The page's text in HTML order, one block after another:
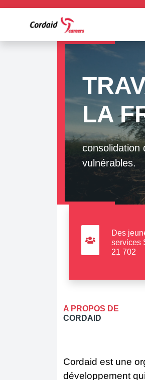
Cordaid
Des
services
21 702
A PROPOS DE
CORDAID
Cordaid est une
développement